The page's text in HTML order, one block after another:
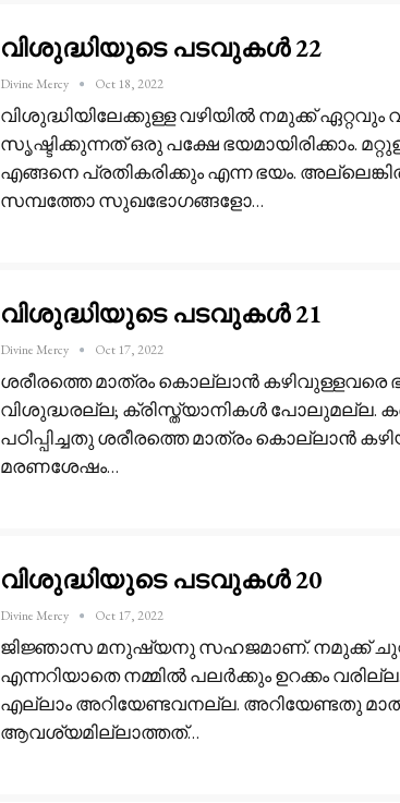
വിശുദ്ധിയുടെ പടവുകൾ 22
Divine Mercy Oct 18, 2022
വിശുദ്ധിയിലേക്കുള്ള വഴിയിൽ നമുക്ക് ഏറ്റവും
സൃഷ്ടിക്കുന്നത് ഒരു പക്ഷേ ഭയമായിരിക്കാം.
എങ്ങനെ പ്രതികരിക്കും എന്ന ഭയം.
സമ്പത്തോ സുഖഭോഗങ്ങളോ…
വിശുദ്ധിയുടെ പടവുകൾ 21
Divine Mercy Oct 17, 2022
ശരീരത്തെ മാത്രം കൊല്ലാൻ കഴിവുള്ളവരെ
വിശുദ്ധരല്ല; ക്രിസ്ത്യാനികൾ പോലുമല്ല.
പഠിപ്പിച്ചതു ശരീരത്തെ മാത്രം കൊല്ലാൻ
മരണശേഷം…
വിശുദ്ധിയുടെ പടവുകൾ 20
Divine Mercy Oct 17, 2022
ജിജ്ഞാസ മനുഷ്യനു സഹജമാണ്. നമുക്ക്
എന്നറിയാതെ നമ്മിൽ പലർക്കും ഉറക്കം
എല്ലാം അറിയേണ്ടവനല്ല. അറിയേണ്ടതു
ആവശ്യമില്ലാത്തത്…